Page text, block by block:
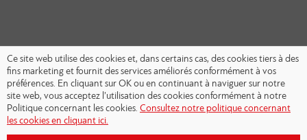
Ce site web utilise des cookies et, dans certains cas, des cookies tiers à des
fins marketing et fournit des services améliorés conformément à vos
préférences. En cliquant sur OK ou en continuant à naviguer sur notre
site web, vous acceptez l’utilisation des cookies conformément à notre
Politique concernant les cookies. Consultez notre politique concernant
les cookies en cliquant ici.